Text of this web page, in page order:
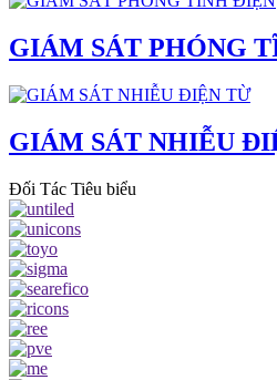
GIÁM SÁT PHÓNG
GIÁM SÁT NHIỄU
Đối Tác Tiêu biểu